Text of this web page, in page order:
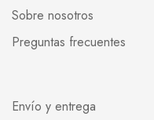
Sobre nosotros
Preguntas frecuentes
Envío y entrega